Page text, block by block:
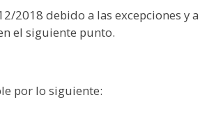
2018 debido a las excepciones y a
el siguiente punto.
por lo siguiente: